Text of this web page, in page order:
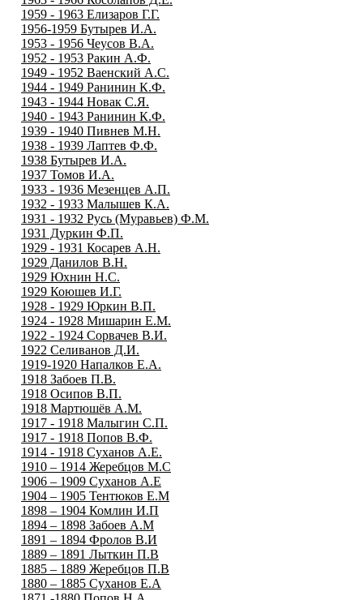
1959 - 1963 Елизаров Г.Г.
1956-1959 Бутырев И.А.
1953 - 1956 Чеусов В.А.
1952 - 1953 Ракин А.Ф.
1949 - 1952 Ваенский А.С.
1944 - 1949 Ранинин К.Ф.
1943 - 1944 Новак С.Я.
1940 - 1943 Ранинин К.Ф.
1939 - 1940 Пивнев М.Н.
1938 - 1939 Лаптев Ф.Ф.
1938 Бутырев И.А.
1937 Томов И.А.
1933 - 1936 Мезенцев А.П.
1932 - 1933 Малышев К.А.
1931 - 1932 Русь (Муравьев) Ф.М.
1931 Дуркин Ф.П.
1929 - 1931 Косарев А.Н.
1929 Данилов В.Н.
1929 Юхнин Н.С.
1929 Коюшев И.Г.
1928 - 1929 Юркин В.П.
1924 - 1928 Мишарин Е.М.
1922 - 1924 Сорвачев В.И.
1922 Селиванов Д.И.
1919-1920 Напалков Е.А.
1918 Забоев П.В.
1918 Осипов В.П.
1918 Мартюшёв А.М.
1917 - 1918 Малыгин С.П.
1917 - 1918 Попов В.Ф.
1914 - 1918 Суханов А.Е.
1910 – 1914 Жеребцов М.С
1906 – 1909 Суханов А.Е
1904 – 1905 Тентюков Е.М
1898 – 1904 Комлин И.П
1894 – 1898 Забоев А.М
1891 – 1894 Фролов В.И
1889 – 1891 Лыткин П.В
1885 – 1889 Жеребцов П.В
1880 – 1885 Суханов Е.А